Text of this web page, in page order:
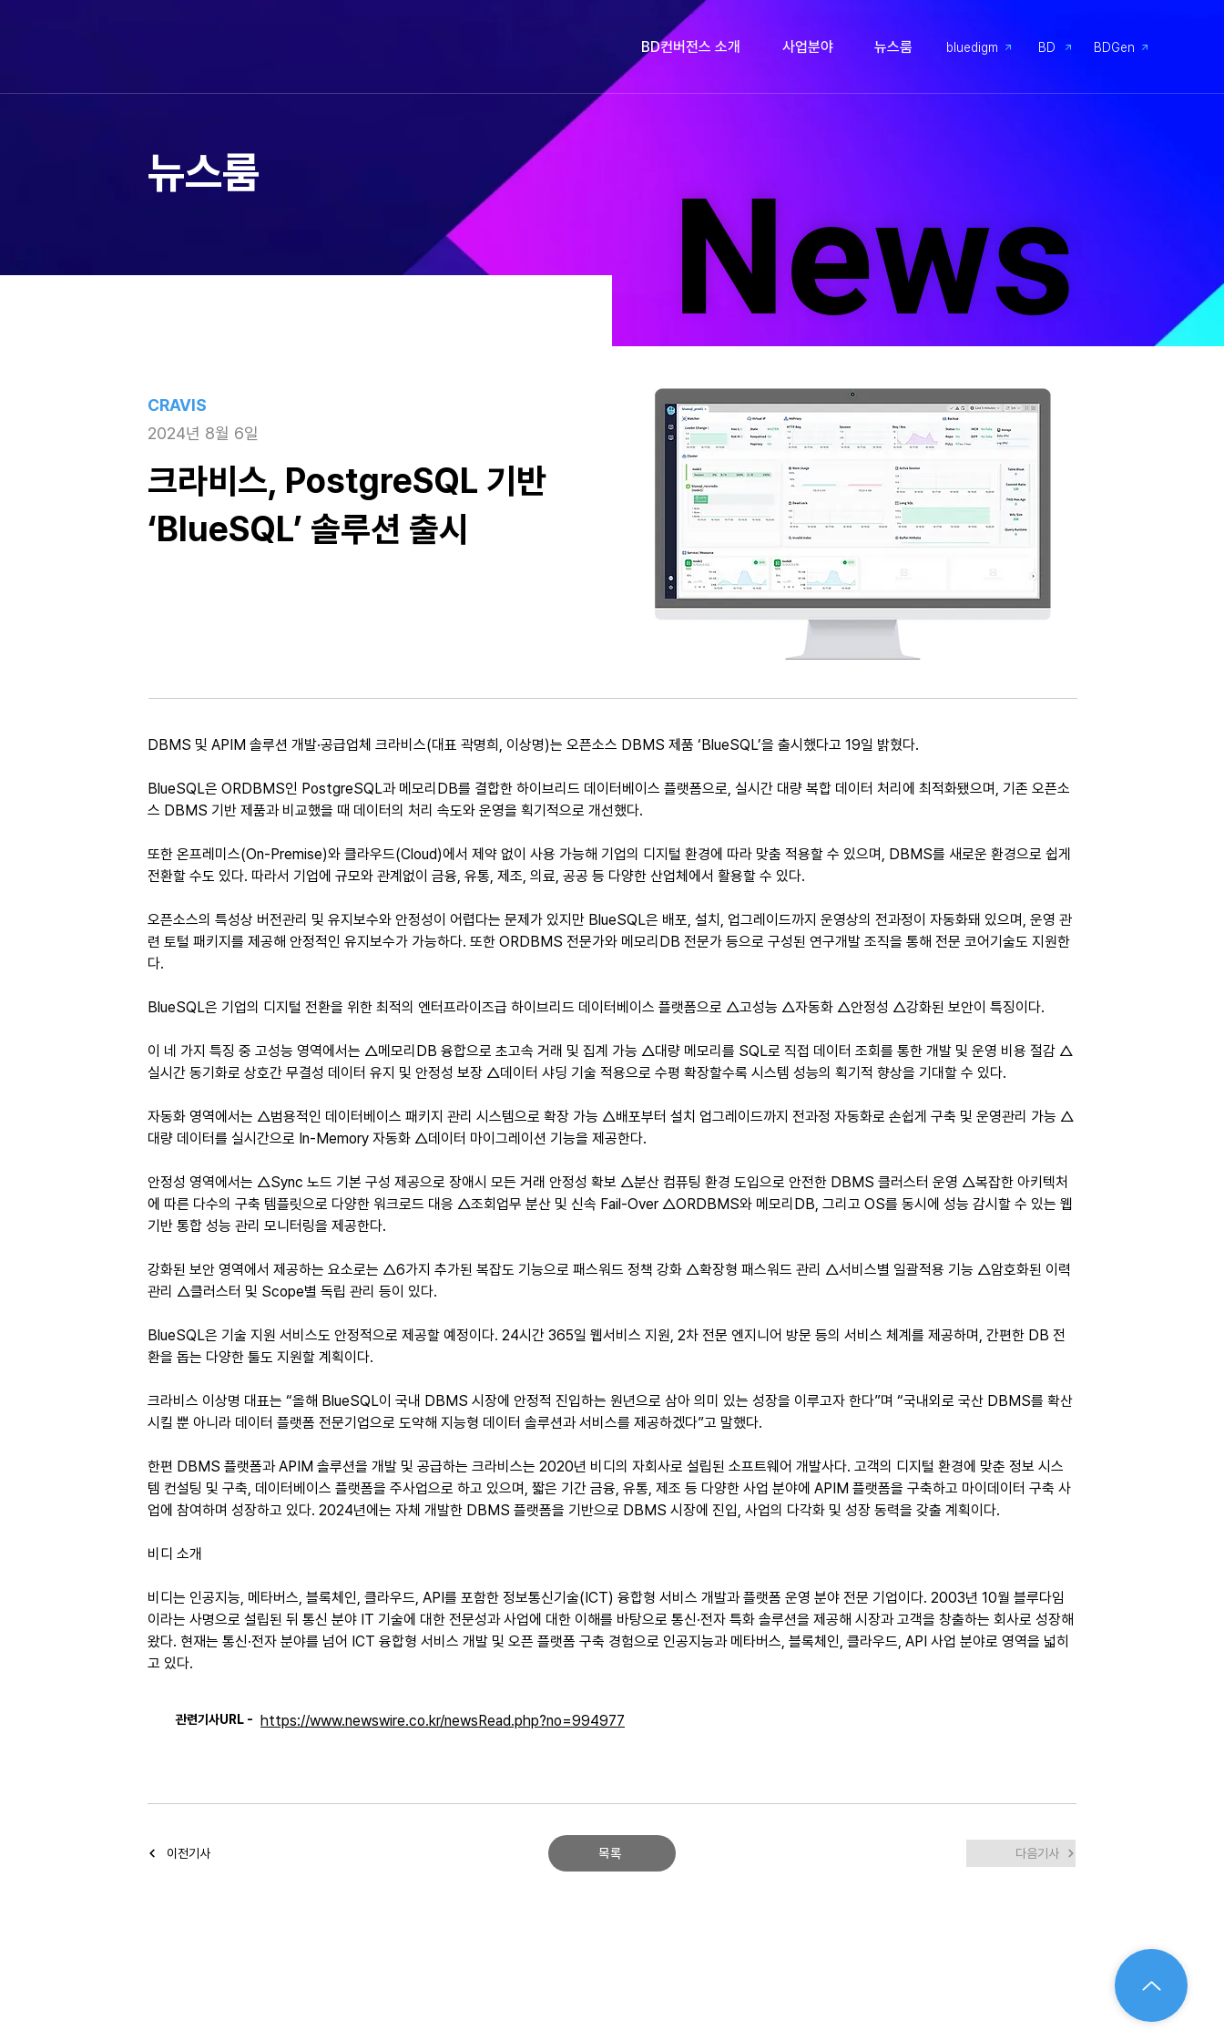
BD컨버전스 소개 사업분야 뉴스룸 bluedigm BD BDGen
뉴스룸 News
News
CRAVIS
2024년 8월 6일
크라비스, PostgreSQL 기반
‘BlueSQL’ 솔루션 출시
DBMS 및 APIM 솔루션 개발·공급업체 크라비스(대표 곽명희, 이상명)는 오픈소스 DBMS 제품 ‘BlueSQL’을 출시했다고 19일 밝혔다.
BlueSQL은 ORDBMS인 PostgreSQL과 메모리DB를 결합한 하이브리드 데이터베이스 플랫폼으로, 실시간 대량 복합 데이터 처리에 최적화됐으며, 기존 오픈소
스 DBMS 기반 제품과 비교했을 때 데이터의 처리 속도와 운영을 획기적으로 개선했다.
또한 온프레미스(On-Premise)와 클라우드(Cloud)에서 제약 없이 사용 가능해 기업의 디지털 환경에 따라 맞춤 적용할 수 있으며, DBMS를 새로운 환경으로 쉽게
전환할 수도 있다. 따라서 기업에 규모와 관계없이 금융, 유통, 제조, 의료, 공공 등 다양한 산업체에서 활용할 수 있다.
오픈소스의 특성상 버전관리 및 유지보수와 안정성이 어렵다는 문제가 있지만 BlueSQL은 배포, 설치, 업그레이드까지 운영상의 전과정이 자동화돼 있으며, 운영 관
련 토털 패키지를 제공해 안정적인 유지보수가 가능하다. 또한 ORDBMS 전문가와 메모리DB 전문가 등으로 구성된 연구개발 조직을 통해 전문 코어기술도 지원한
다.
BlueSQL은 기업의 디지털 전환을 위한 최적의 엔터프라이즈급 하이브리드 데이터베이스 플랫폼으로 △고성능 △자동화 △안정성 △강화된 보안이 특징이다.
이 네 가지 특징 중 고성능 영역에서는 △메모리DB 융합으로 초고속 거래 및 집계 가능 △대량 메모리를 SQL로 직접 데이터 조회를 통한 개발 및 운영 비용 절감 △
실시간 동기화로 상호간 무결성 데이터 유지 및 안정성 보장 △데이터 샤딩 기술 적용으로 수평 확장할수록 시스템 성능의 획기적 향상을 기대할 수 있다.
자동화 영역에서는 △범용적인 데이터베이스 패키지 관리 시스템으로 확장 가능 △배포부터 설치 업그레이드까지 전과정 자동화로 손쉽게 구축 및 운영관리 가능 △
대량 데이터를 실시간으로 In-Memory 자동화 △데이터 마이그레이션 기능을 제공한다.
안정성 영역에서는 △Sync 노드 기본 구성 제공으로 장애시 모든 거래 안정성 확보 △분산 컴퓨팅 환경 도입으로 안전한 DBMS 클러스터 운영 △복잡한 아키텍처
에 따른 다수의 구축 템플릿으로 다양한 워크로드 대응 △조회업무 분산 및 신속 Fail-Over △ORDBMS와 메모리DB, 그리고 OS를 동시에 성능 감시할 수 있는 웹
기반 통합 성능 관리 모니터링을 제공한다.
강화된 보안 영역에서 제공하는 요소로는 △6가지 추가된 복잡도 기능으로 패스워드 정책 강화 △확장형 패스워드 관리 △서비스별 일괄적용 기능 △암호화된 이력
관리 △클러스터 및 Scope별 독립 관리 등이 있다.
BlueSQL은 기술 지원 서비스도 안정적으로 제공할 예정이다. 24시간 365일 웹서비스 지원, 2차 전문 엔지니어 방문 등의 서비스 체계를 제공하며, 간편한 DB 전
환을 돕는 다양한 툴도 지원할 계획이다.
크라비스 이상명 대표는 “올해 BlueSQL이 국내 DBMS 시장에 안정적 진입하는 원년으로 삼아 의미 있는 성장을 이루고자 한다”며 “국내외로 국산 DBMS를 확산
시킬 뿐 아니라 데이터 플랫폼 전문기업으로 도약해 지능형 데이터 솔루션과 서비스를 제공하겠다”고 말했다.
한편 DBMS 플랫폼과 APIM 솔루션을 개발 및 공급하는 크라비스는 2020년 비디의 자회사로 설립된 소프트웨어 개발사다. 고객의 디지털 환경에 맞춘 정보 시스
템 컨설팅 및 구축, 데이터베이스 플랫폼을 주사업으로 하고 있으며, 짧은 기간 금융, 유통, 제조 등 다양한 사업 분야에 APIM 플랫폼을 구축하고 마이데이터 구축 사
업에 참여하며 성장하고 있다. 2024년에는 자체 개발한 DBMS 플랫폼을 기반으로 DBMS 시장에 진입, 사업의 다각화 및 성장 동력을 갖출 계획이다.
비디 소개
비디는 인공지능, 메타버스, 블록체인, 클라우드, API를 포함한 정보통신기술(ICT) 융합형 서비스 개발과 플랫폼 운영 분야 전문 기업이다. 2003년 10월 블루다임
이라는 사명으로 설립된 뒤 통신 분야 IT 기술에 대한 전문성과 사업에 대한 이해를 바탕으로 통신·전자 특화 솔루션을 제공해 시장과 고객을 창출하는 회사로 성장해
왔다. 현재는 통신·전자 분야를 넘어 ICT 융합형 서비스 개발 및 오픈 플랫폼 구축 경험으로 인공지능과 메타버스, 블록체인, 클라우드, API 사업 분야로 영역을 넓히
고 있다.
관련기사URL - https://www.newswire.co.kr/newsRead.php?no=994977
이전기사 목록 다음기사